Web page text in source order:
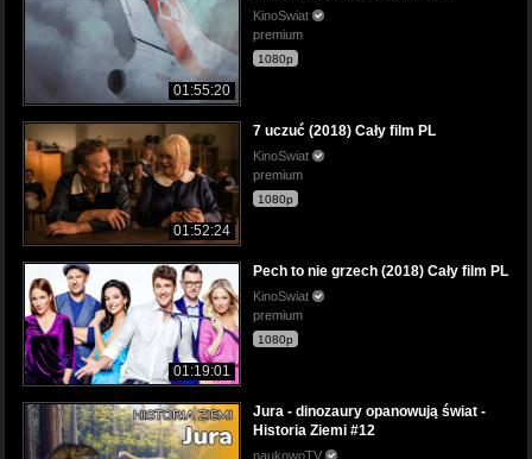
01:55:20
KinoSwiat
premium
1080p
01:52:24
7 uczuć (2018) Cały film PL
KinoSwiat
premium
1080p
01:19:01
Pech to nie grzech (2018) Cały film PL
KinoSwiat
premium
1080p
Jura - dinozaury opanowują świat -
Historia Ziemi #12
naukowoTV